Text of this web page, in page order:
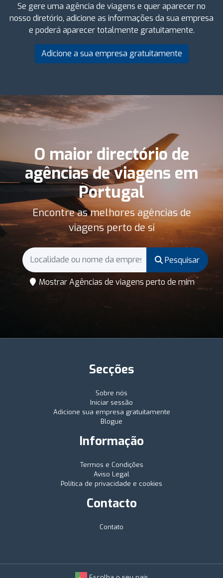
Se gere uma agência de viagens e quer aparecer no
nosso diretório, adicione as informações da sua empresa
e poderá aparecer totalmente gratuitamente.
Adicione a sua empresa gratuitamente
O maior directório de
agências de viagens em
Portugal
Encontre as melhores agências de
viagens perto de si
Pesquisar
Mostrar Agências de viagens perto de mim
Secções
Sobre nós
Iniciar sessão
Adicione sua empresa gratuitamente
Blogue
Informação
Termos e Condições
Aviso Legal
Política de privacidade e cookies
Contacto
Contato